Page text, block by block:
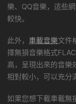
樂、QQ音樂，這些
較快。
此外， 車載音樂文件
擇無損音樂格式
高，呈現出來的音樂
相對較小，可以充分
如果您想下載車載無